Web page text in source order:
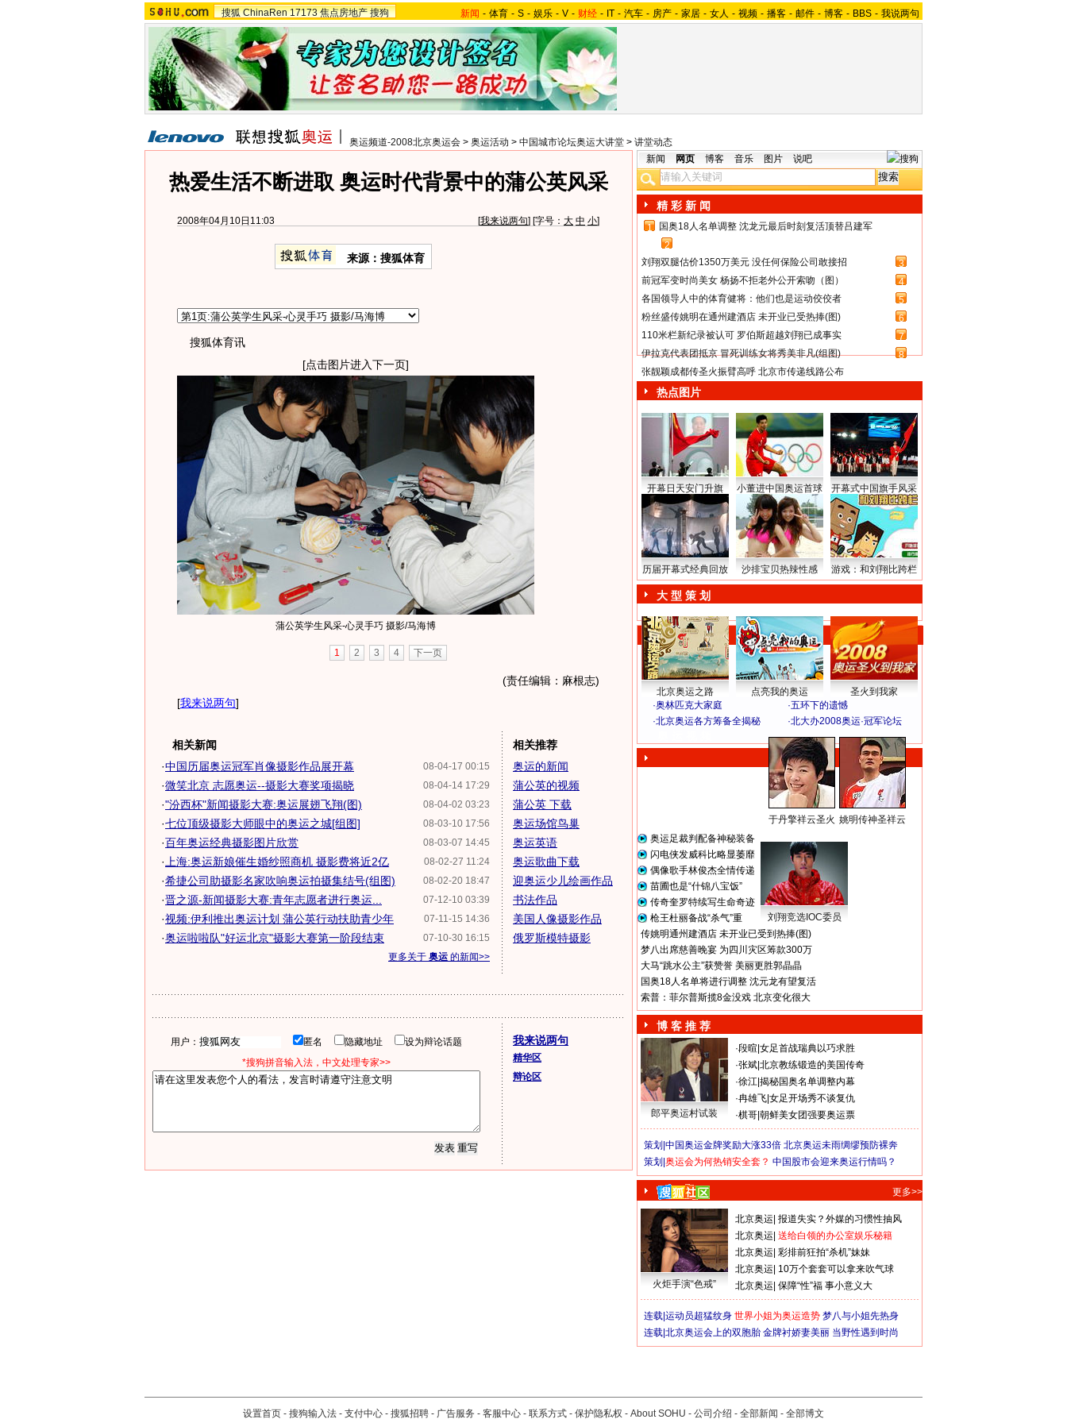
搜狐 ChinaRen 17173 焦点房地产 搜狗 新闻 - 体育 - S - 娱乐 - V - 财经 - IT - 汽车 - 房产 - 家居 - 女人 - 视频 - 播客 - 邮件 - 博客 - BBS - 我说两句
奥运频道-2008北京奥运会 > 奥运活动 > 中国城市论坛奥运大讲堂 > 讲堂动态
热爱生活不断进取 奥运时代背景中的蒲公英风采
2008年04月10日11:03 [我来说两句] [字号： 大 中 小]
来源：搜狐体育
搜狐体育讯
[点击图片进入下一页]
蒲公英学生风采-心灵手巧 摄影/马海博
1 2 3 4 下一页
(责任编辑：麻根志)
[我来说两句]
相关新闻
08-04-17 00:15
·中国历届奥运冠军肖像摄影作品展开幕
08-04-14 17:29
·微笑北京 志愿奥运--摄影大赛奖项揭晓
08-04-02 03:23
·"汾西杯"新闻摄影大赛:奥运展翅飞翔(图)
08-03-10 17:56
·七位顶级摄影大师眼中的奥运之城[组图]
08-03-07 14:45
·百年奥运经典摄影图片欣赏
08-02-27 11:24
· 上海:奥运新娘催生婚纱照商机 摄影费将近2亿
08-02-20 18:47
·希捷公司助摄影名家吹响奥运拍摄集结号(组图)
07-12-10 03:39
·晋之源-新闻摄影大赛:青年志愿者进行奥运...
07-11-15 14:36
·视频:伊利推出奥运计划 蒲公英行动扶助青少年
07-10-30 16:15
·奥运啦啦队"好运北京"摄影大赛第一阶段结束
更多关于 奥运 的新闻>>
相关推荐
奥运的新闻
蒲公英的视频
蒲公英 下载
奥运场馆鸟巢
奥运英语
奥运歌曲下载
迎奥运少儿绘画作品
书法作品
美国人像摄影作品
俄罗斯模特摄影
用户： 匿名 隐藏地址
设为辩论话题
*搜狗拼音输入法，中文处理专家>>
我来说两句
精华区
辩论区
新闻 网页 博客 音乐 图片 说吧
精 彩 新 闻
1
国奥18人名单调整 沈龙元最后时刻复活顶替吕建军
2
刘翔双腿估价1350万美元 没任何保险公司敢接招
3
前冠军变时尚美女 杨扬不拒老外公开索吻（图）
4
各国领导人中的体育健将：他们也是运动佼佼者
5
粉丝盛传姚明在通州建酒店 未开业已受热捧(图)
6
110米栏新纪录被认可 罗伯斯超越刘翔已成事实
7
伊拉克代表团抵京 冒死训练女将秀美非凡(组图)
8
张靓颖成都传圣火振臂高呼 北京市传递线路公布
热点图片
开幕日天安门升旗 小董进中国奥运首球 开幕式中国旗手风采
历届开幕式经典回放 沙排宝贝热辣性感 游戏：和刘翔比跨栏
大 型 策 划
北京奥运之路 点亮我的奥运
圣火到我家
·奥林匹克大家庭 ·五环下的遗憾
·北京奥运各方筹备全揭秘 ·北大办2008奥运·冠军论坛
于丹擎祥云圣火 姚明传神圣祥云
奥运足裁判配备神秘装备
闪电侠发威科比略显萎靡
偶像歌手林俊杰全情传递
苗圃也是“什锦八宝饭”
传奇奎罗特续写生命奇迹
枪王杜丽备战“杀气”重
刘翔竞选IOC委员
传姚明通州建酒店 未开业已受到热捧(图)
梦八出席慈善晚宴 为四川灾区筹款300万
大马“跳水公主”获赞誉 美丽更胜郭晶晶
国奥18人名单将进行调整 沈元龙有望复活
索普：菲尔普斯揽8金没戏 北京变化很大
博 客 推 荐
郎平奥运村试装
·段暄 女足首战瑞典以巧求胜
·张斌 北京教练锻造的美国传奇
·徐江 揭秘国奥名单调整内幕
·冉雄飞 女足开场秀不谈复仇
·棋哥 朝鲜美女团强要奥运票
策划| 中国奥运金牌奖励大涨33倍 北京奥运未雨绸缪预防裸奔
策划| 奥运会为何热销安全套？ 中国股市会迎来奥运行情吗？
更多>>
火炬手演“色戒”
北京奥运 报道失实？外媒的习惯性抽风
北京奥运 送给白领的办公室娱乐秘籍
北京奥运 彩排前狂拍“杀机”妹妹
北京奥运 10万个套套可以拿来吹气球
北京奥运 保障“性”福 事小意义大
连载| 运动员超猛纹身 世界小姐为奥运造势 梦八与小姐先热身
连载| 北京奥运会上的双胞胎 金牌衬娇妻美丽 当野性遇到时尚
设置首页 - 搜狗输入法 - 支付中心 - 搜狐招聘 - 广告服务 - 客服中心 - 联系方式 - 保护隐私权 - About SOHU - 公司介绍 - 全部新闻 - 全部博文